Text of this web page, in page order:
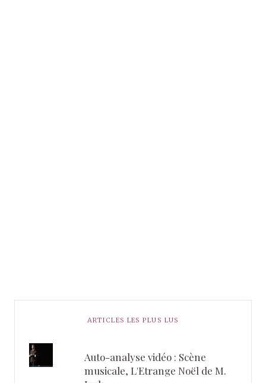
ARTICLES LES PLUS LUS
Auto-analyse vidéo : Scène
musicale, L'Etrange Noël de M.